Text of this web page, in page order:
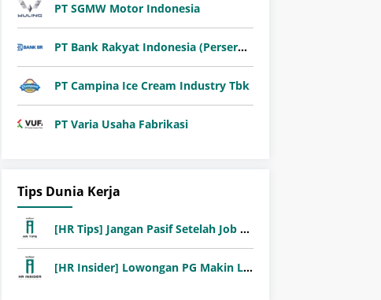
PT SGMW Motor Indonesia
PT Bank Rakyat Indonesia (Persero) Tbk
PT Campina Ice Cream Industry Tbk
PT Varia Usaha Fabrikasi
Tips Dunia Kerja
[HR Tips] Jangan Pasif Setelah Job Fair! Ini Pentingnya Follow-Up Setelah Job Fair
[HR Insider] Lowongan PG Makin Langka: Murni Seleksi atau Jalur Orang Dalam?